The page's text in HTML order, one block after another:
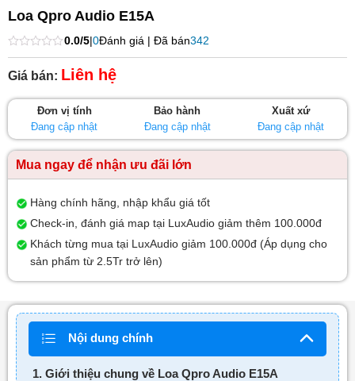
Loa Qpro Audio E15A
Được
xếp
hạng
5
0.0/5|0Đánh giá | Đã bán342
Giá bán: Liên hệ
Đơn vị tính
Đang cập nhật
Bảo hành
Đang cập nhật
Xuất xứ
Đang cập nhật
Mua ngay để nhận ưu đãi lớn
Hàng chính hãng, nhập khẩu giá tốt
Check-in, đánh giá map tại LuxAudio giảm thêm 100.000đ
Khách từng mua tại LuxAudio giảm 100.000đ (Áp dụng cho
sản phẩm từ 2.5Tr trở lên)
Nội dung chính
1. Giới thiệu chung về Loa Qpro Audio E15A